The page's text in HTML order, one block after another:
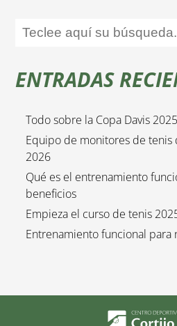
ENTRADAS
Todo sobre la Copa Davis 2025
Equipo de monitores de tenis
2026
Qué es el entrenamiento
beneficios
Empieza el curso de tenis
Entrenamiento funcional para